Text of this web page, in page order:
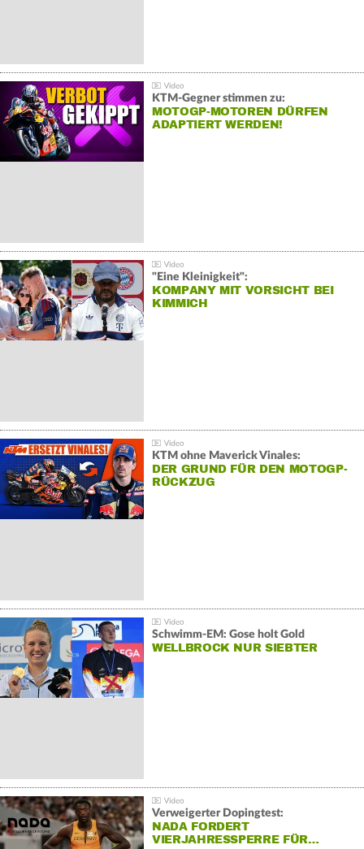
KTM-Gegner stimmen zu:
MOTOGP-MOTOREN DÜRFEN
ADAPTIERT WERDEN!
"Eine Kleinigkeit":
KOMPANY MIT VORSICHT BEI
KIMMICH
KTM ohne Maverick Vinales:
DER GRUND FÜR DEN MOTOGP-
RÜCKZUG
Schwimm-EM: Gose holt Gold
WELLBROCK NUR SIEBTER
Verweigerter Dopingtest:
NADA FORDERT
VIERJAHRESSPERRE FÜR…